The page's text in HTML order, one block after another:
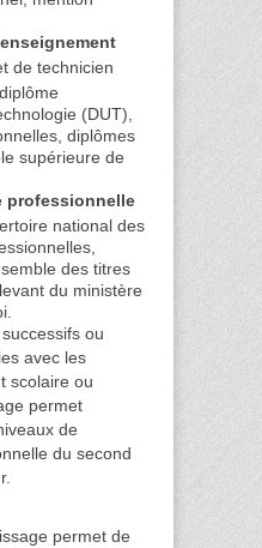
de technicien
(DUT),
diplômes
supérieure de
professionnelle
national des
des titres
du ministère
ou
avec les
scolaire ou
permet
de
du second
permet de